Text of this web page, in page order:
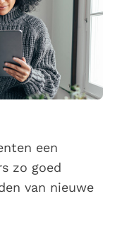
een
zo goed
van nieuwe